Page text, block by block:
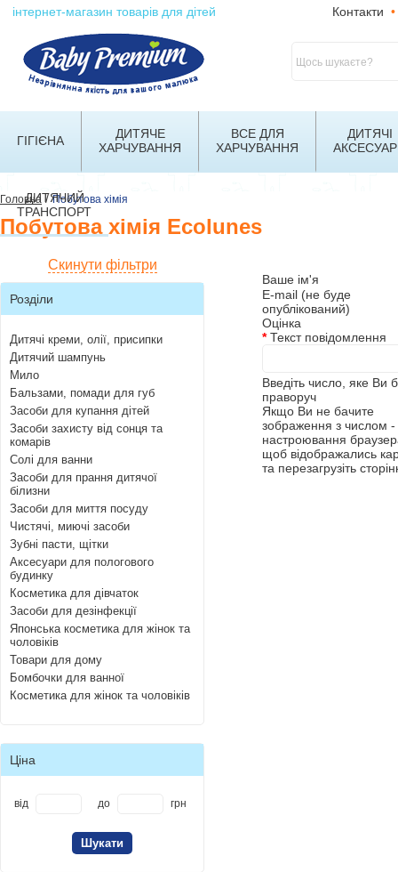
інтернет-магазин товарів для дітей Контакти •
ГІГІЄНА
ДИТЯЧЕ
ХАРЧУВАННЯ
ВСЕ ДЛЯ
ХАРЧУВАННЯ
ДИТЯЧІ
ДИТЯЧИЙ
ТРАНСПОРТ
Головна/Побутова хімія
Побутова хімія Ecolunes
Скинути фільтри
Розділи
Дитячі креми, олії, присипки
Дитячий шампунь
Мило
Бальзами, помади для губ
Засоби для купання дітей
Засоби захисту від сонця та
комарів
Солі для ванни
Засоби для прання дитячої
білизни
Засоби для миття посуду
Чистячі, миючі засоби
Зубні пасти, щітки
Аксесуари для пологового
будинку
Косметика для дівчаток
Засоби для дезінфекції
Японська косметика для жінок та
чоловіків
Товари для дому
Бомбочки для ванної
Косметика для жінок та чоловіків
Ціна
від до грн
Ваше ім'я
E-mail (не буде
опублікований)
Оцінка
*Текст повідомлення
Введіть число, яке Ви
праворуч
Якщо Ви не бачите
зображення з числом -
настроювання
щоб відображались
та перезагрузіть